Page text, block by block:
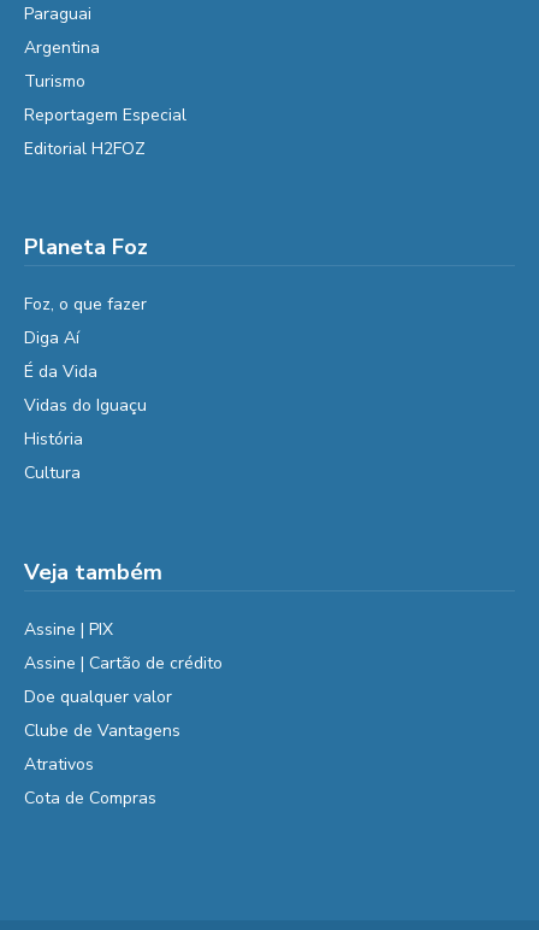
Paraguai
Argentina
Turismo
Reportagem Especial
Editorial H2FOZ
Planeta Foz
Foz, o que fazer
Diga Aí
É da Vida
Vidas do Iguaçu
História
Cultura
Veja também
Assine | PIX
Assine | Cartão de crédito
Doe qualquer valor
Clube de Vantagens
Atrativos
Cota de Compras